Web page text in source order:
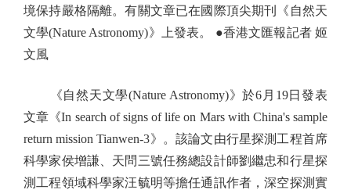
境保持嚴格隔離。有關文章已在國際頂尖期刊《自然天
文學(Nature Astronomy)》上發表。 ●香港文匯報記者 姬
文風
《自然天文學(Nature Astronomy)》於6月19日發表
文章《In search of signs of life on Mars with China's sample
return mission Tianwen-3》。該論文由行星探測工程首席
科學家侯增謙、天問三號任務總設計師劉繼忠和行星探
測工程領域科學家汪毓明等擔任通訊作者，深空探測實